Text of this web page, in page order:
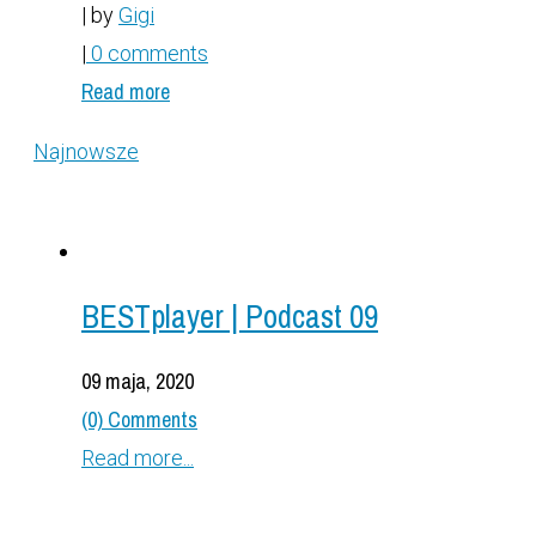
| byGigi
| 0 comments
Read more
Najnowsze
BESTplayer | Podcast 09
09 maja, 2020
(0) Comments
Read more...